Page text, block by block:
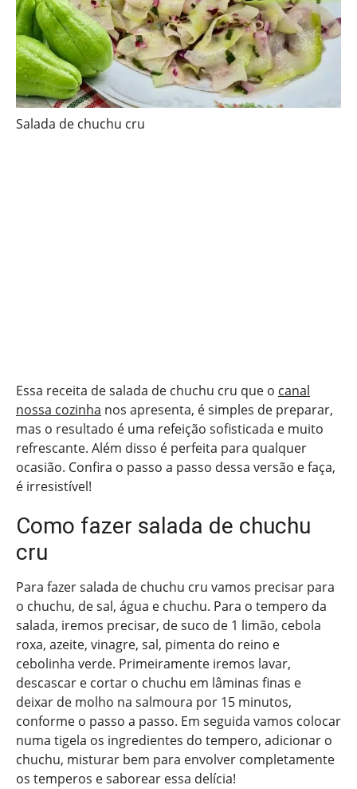
Salada de chuchu cru
Essa receita de salada de chuchu cru que o canal
nossa cozinha nos apresenta, é simples de preparar,
mas o resultado é uma refeição sofisticada e muito
refrescante. Além disso é perfeita para qualquer
ocasião. Confira o passo a passo dessa versão e faça,
é irresistível!
Como fazer salada de chuchu
cru
Para fazer salada de chuchu cru vamos precisar para
o chuchu, de sal, água e chuchu. Para o tempero da
salada, iremos precisar, de suco de 1 limão, cebola
roxa, azeite, vinagre, sal, pimenta do reino e
cebolinha verde. Primeiramente iremos lavar,
descascar e cortar o chuchu em lâminas finas e
deixar de molho na salmoura por 15 minutos,
conforme o passo a passo. Em seguida vamos colocar
numa tigela os ingredientes do tempero, adicionar o
chuchu, misturar bem para envolver completamente
os temperos e saborear essa delícia!